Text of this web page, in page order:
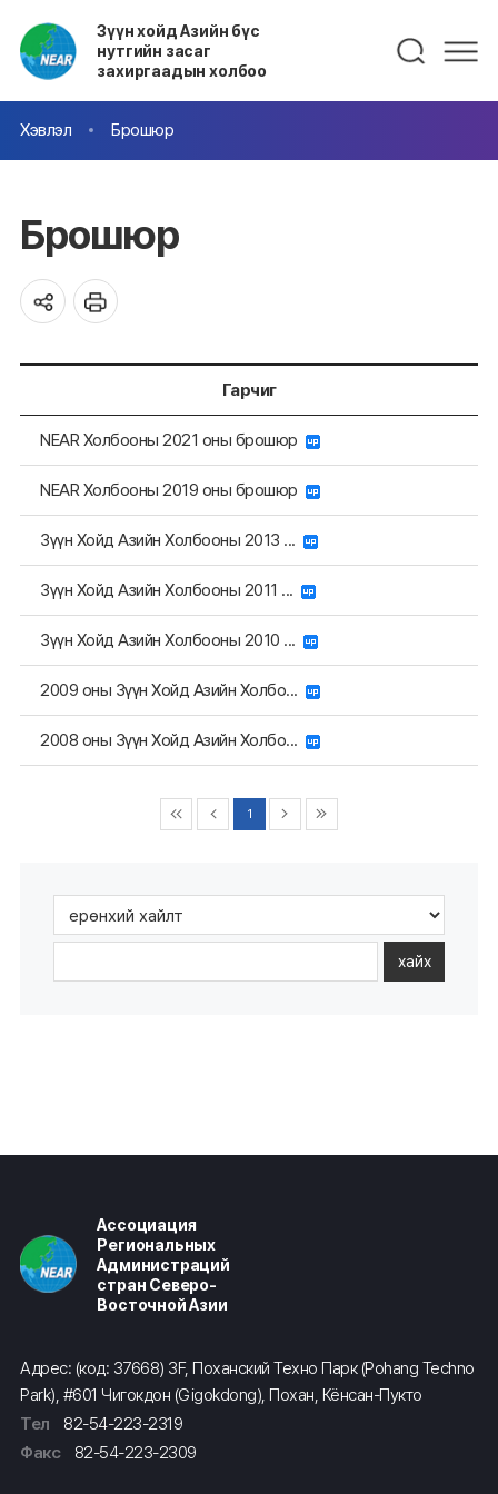
Зүүн хойд Азийн бүс
нутгийн засаг
захиргаадын холбоо
Хэвлэл Брошюр
Брошюр
Гарчиг
NEAR Холбооны 2021 оны брошюр
NEAR Холбооны 2019 оны брошюр
Зүүн Хойд Азийн Холбооны 2013 ...
Зүүн Хойд Азийн Холбооны 2011 ...
Зүүн Хойд Азийн Холбооны 2010 ...
2009 оны Зүүн Хойд Азийн Холбо...
2008 оны Зүүн Хойд Азийн Холбо...
1
хайх
Ассоциация
Региональных
Администраций
стран Северо-
Восточной Азии
Адрес: (код: 37668) 3F, Поханский Техно Парк (Pohang Techno
Park), #601 Чигокдон (Gigokdong), Похан, Кёнсан-Пукто
Тел
82-54-223-2319
Факс
82-54-223-2309